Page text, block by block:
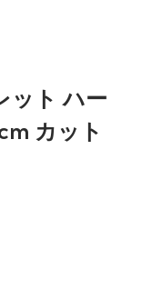
ット ハー
カット